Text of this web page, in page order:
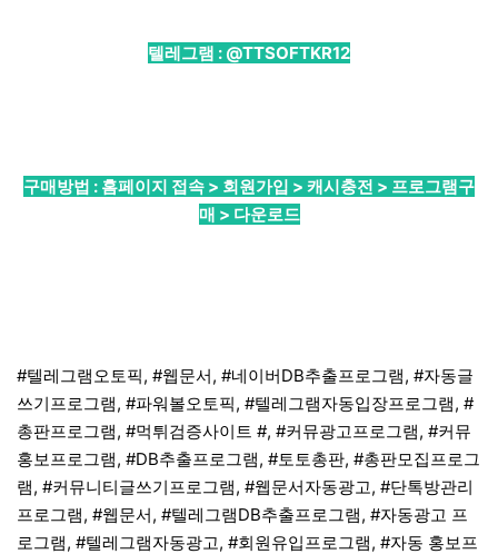
텔레그램 : @TTSOFTKR12
구매방법 : 홈페이지 접속 > 회원가입 > 캐시충전 > 프로그램구
매 > 다운로드
#텔레그램오토픽, #웹문서, #네이버DB추출프로그램, #자동글
쓰기프로그램, #파워볼오토픽, #텔레그램자동입장프로그램, #
총판프로그램, #먹튀검증사이트 #, #커뮤광고프로그램, #커뮤
홍보프로그램, #DB추출프로그램, #토토총판, #총판모집프로그
램, #커뮤니티글쓰기프로그램, #웹문서자동광고, #단톡방관리
프로그램, #웹문서, #텔레그램DB추출프로그램, #자동광고 프
로그램, #텔레그램자동광고, #회원유입프로그램, #자동 홍보프